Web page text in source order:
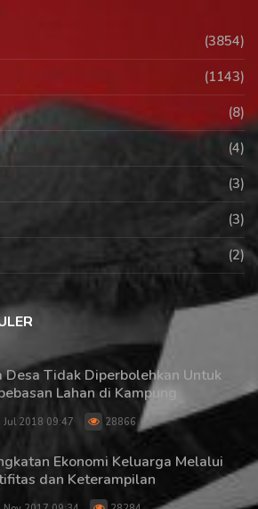
(3854)
(1143)
(8)
(4)
(3)
(3)
(2)
Desa Tidak Diperbolehkan Untuk
Lahan di Kampung
Jul 2018 09:47 28866
Ekonomi Keluarga Melalui
dan Keterampilan